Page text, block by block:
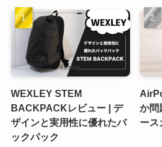
WEXLEY STEM
BACKPACKレビュー | デ
ザインと実用性に優れたバ
ックパック
か問
ース